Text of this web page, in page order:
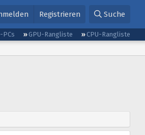
Registrieren Suche
PCs GPU-Rangliste
CPU-Rangliste